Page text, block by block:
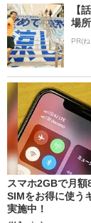
【
場
PR(
スマホ2GBで月
SIMをお得に使う
実施中！